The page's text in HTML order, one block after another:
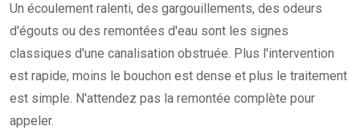
Un écoulement ralenti, des gargouillements, des odeurs
d'égouts ou des remontées d'eau sont les signes
classiques d'une canalisation obstruée. Plus l'intervention
est rapide, moins le bouchon est dense et plus le traitement
est simple. N'attendez pas la remontée complète pour
appeler.